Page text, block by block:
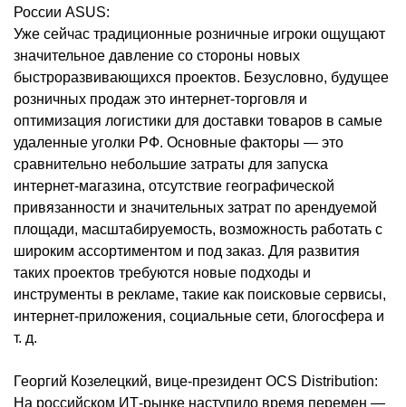
России ASUS:
Уже сейчас традиционные розничные игроки ощущают
значительное давление со стороны новых
быстроразвивающихся проектов. Безусловно, будущее
розничных продаж это интернет-торговля и
оптимизация логистики для доставки товаров в самые
удаленные уголки РФ. Основные факторы — это
сравнительно небольшие затраты для запуска
интернет-магазина, отсутствие географической
привязанности и значительных затрат по арендуемой
площади, масштабируемость, возможность работать с
широким ассортиментом и под заказ. Для развития
таких проектов требуются новые подходы и
инструменты в рекламе, такие как поисковые сервисы,
интернет-приложения, социальные сети, блогосфера и
т. д.
Георгий Козелецкий, вице-президент OCS Distribution:
На российском ИТ-рынке наступило время перемен —